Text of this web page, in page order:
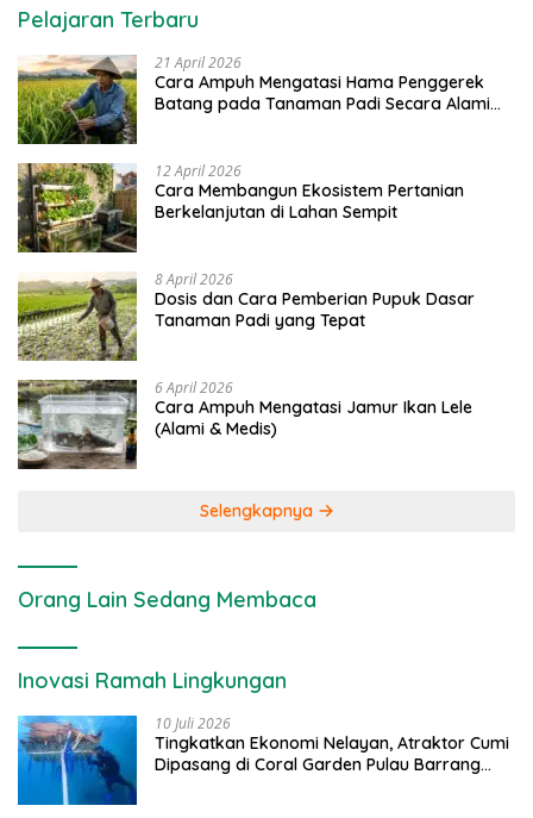
Pelajaran Terbaru
21 April 2026
Cara Ampuh Mengatasi Hama Penggerek
Batang pada Tanaman Padi Secara Alami
12 April 2026
Cara Membangun Ekosistem Pertanian
Berkelanjutan di Lahan Sempit
8 April 2026
Dosis dan Cara Pemberian Pupuk Dasar
Tanaman Padi yang Tepat
6 April 2026
Cara Ampuh Mengatasi Jamur Ikan Lele
(Alami & Medis)
Selengkapnya
Orang Lain Sedang Membaca
Inovasi Ramah Lingkungan
10 Juli 2026
Tingkatkan Ekonomi Nelayan, Atraktor Cumi
Dipasang di Coral Garden Pulau Barrang